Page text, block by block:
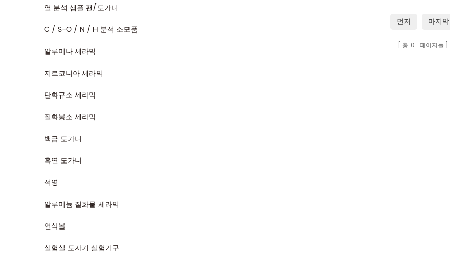
열 분석 샘플 팬/도가니
C / S-O / N / H 분석 소모품
알루미나 세라믹
지르코니아 세라믹
탄화규소 세라믹
질화붕소 세라믹
백금 도가니
흑연 도가니
석영
알루미늄 질화물 세라믹
연삭볼
실험실 도자기 실험기구
먼저 마지막
총 0 페이지들